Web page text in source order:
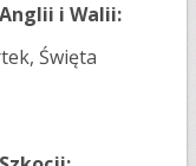
i Walii:
Święta